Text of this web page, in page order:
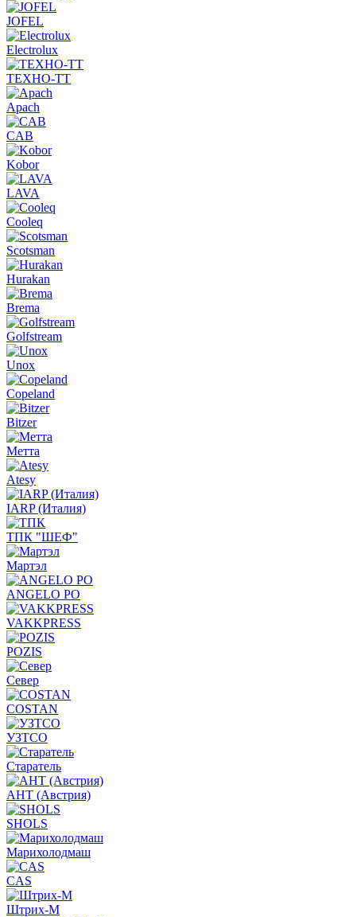
JOFEL
Electrolux
ТЕХНО-ТТ
Apach
CAB
Kobor
LAVA
Cooleq
Scotsman
Hurakan
Brema
Golfstream
Unox
Copeland
Bitzer
Метта
Atesy
IARP (Италия)
ТПК "ШЕФ"
Мартэл
ANGELO PO
VAKKPRESS
POZIS
Север
COSTAN
УЗТСО
Старатель
АНТ (Австрия)
SHOLS
Марихолодмаш
CAS
Штрих-М